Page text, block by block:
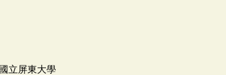
立屏東大學